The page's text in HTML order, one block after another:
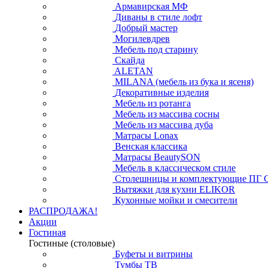
Армавирская МФ
Диваны в стиле лофт
Добрый мастер
Могилевдрев
Мебель под старину
Скайда
ALETAN
MILANA (мебель из бука и ясеня)
Декоративные изделия
Мебель из ротанга
Мебель из массива сосны
Мебель из массива дуба
Матрасы Lonax
Венская классика
Матрасы BeautySON
Мебель в классическом стиле
Столешницы и комплектующие ПГ
Вытяжки для кухни ELIKOR
Кухонные мойки и смесители
РАСПРОДАЖА!
Акции
Гостиная
Гостиные (столовые)
Буфеты и витрины
Тумбы ТВ